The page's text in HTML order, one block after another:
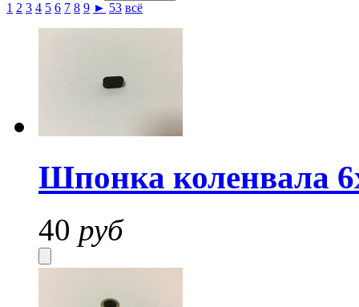
1 2 3 4 5 6 7 8 9 ► 53 всё
Шпонка коленвала
40 руб